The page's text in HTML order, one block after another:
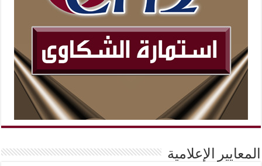
المعايير الإعلامية